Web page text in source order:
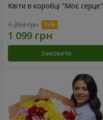
Квіти в коробці "Моє серце"
1 293 грн
Замовити